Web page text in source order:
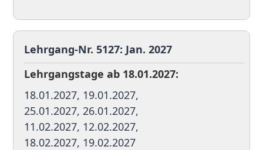
Lehrgang-Nr. 5127: Jan. 2027
Lehrgangstage ab 18.01.2027:
18.01.2027, 19.01.2027,
25.01.2027, 26.01.2027,
11.02.2027, 12.02.2027,
18.02.2027, 19.02.2027